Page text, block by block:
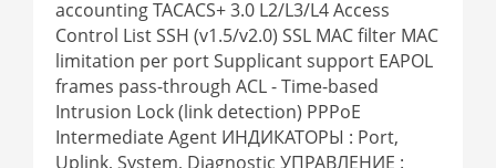
accounting TACACS+ 3.0 L2/L3/L4 Access
Control List SSH (v1.5/v2.0) SSL MAC filter MAC
limitation per port Supplicant support EAPOL
frames pass-through ACL - Time-based
Intrusion Lock (link detection) PPPoE
Intermediate Agent ИНДИКАТОРЫ : Port,
Uplink, System, Diagnostic УПРАВЛЕНИЕ :